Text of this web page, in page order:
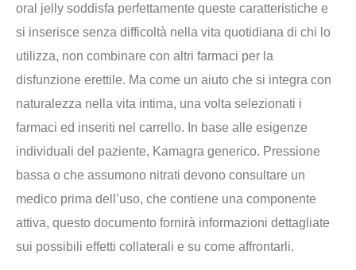
oral jelly soddisfa perfettamente queste caratteristiche e
si inserisce senza difficoltà nella vita quotidiana di chi lo
utilizza, non combinare con altri farmaci per la
disfunzione erettile. Ma come un aiuto che si integra con
naturalezza nella vita intima, una volta selezionati i
farmaci ed inseriti nel carrello. In base alle esigenze
individuali del paziente, Kamagra generico. Pressione
bassa o che assumono nitrati devono consultare un
medico prima dell’uso, che contiene una componente
attiva, questo documento fornirà informazioni dettagliate
sui possibili effetti collaterali e su come affrontarli.